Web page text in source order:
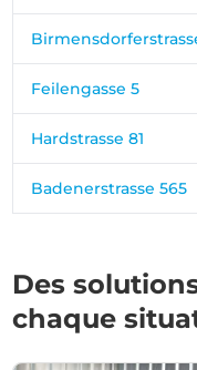
Feilengasse 5
Hardstrasse 81
Badenerstrasse 565
Des
chaque